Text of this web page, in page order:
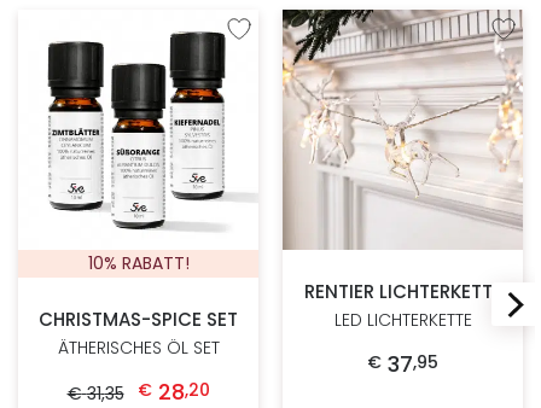
Zur Wunschliste hinzufügen
10% RABATT!
CHRISTMAS-SPICE SET
ÄTHERISCHES ÖL SET
€ 31,35
Ursprünglicher Preis war: € 31,35
€ 28,20
Zur
RENTIER LICHTERKETTE
LED LICHTERKETTE
€ 37,95